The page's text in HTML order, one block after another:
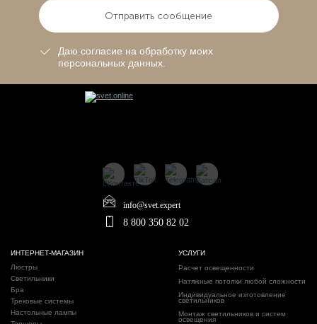
Отправить сообщение
Даю согласие на обработку моих
персональных данных.
info@svet.expert
8 800 350 82 02
ИНТЕРНЕТ-МАГАЗИН
Люстры
Светильники
Бра
Трековые системы
Настольные лампы
УСЛУГИ
Расчет освещенности
Натяжные потолки любой сложности
Индивидуальное изготовление
светильников
Монтаж светильников и систем
освещения